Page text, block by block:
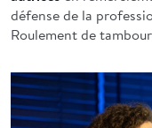
défense de la
Roulement de